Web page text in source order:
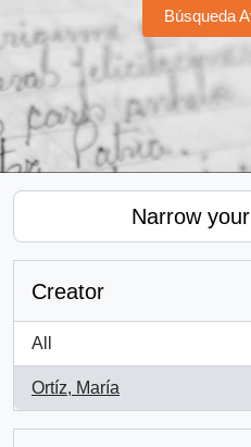
Búsqueda
Narrow
Creator
All
Ortíz, María
, 1 results